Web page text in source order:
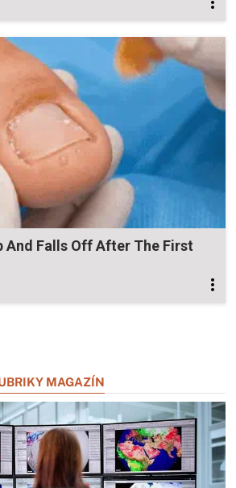
And Falls Off After The First
MAGAZÍN